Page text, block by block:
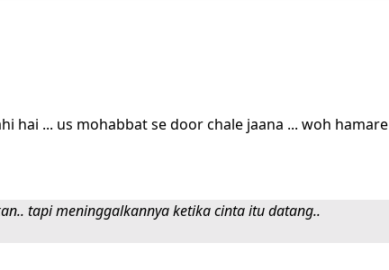
hai ... us mohabbat se door chale jaana ... woh hamare
tapi meninggalkannya ketika cinta itu datang..